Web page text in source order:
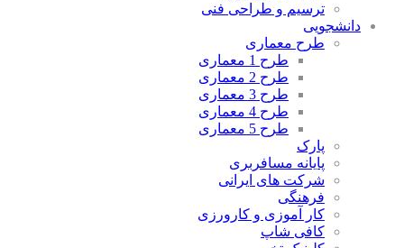
ترسیم و طراحی فنی
دانشجویی
طرح معماری
طرح 1 معماری
طرح 2 معماری
طرح 3 معماری
طرح 4 معماری
طرح 5 معماری
پارک
پایانه مسافربری
شرکت های ایرانی
فرهنگی
کار آموزی و کارورزی
کافی شاپ